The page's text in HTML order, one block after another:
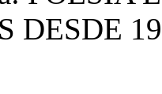
DESDE